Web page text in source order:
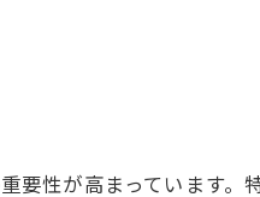
要性が高まっています